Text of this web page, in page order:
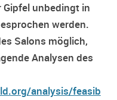
unbedingt in
werden.
Salons möglich,
Analysen des
analysis/feasib